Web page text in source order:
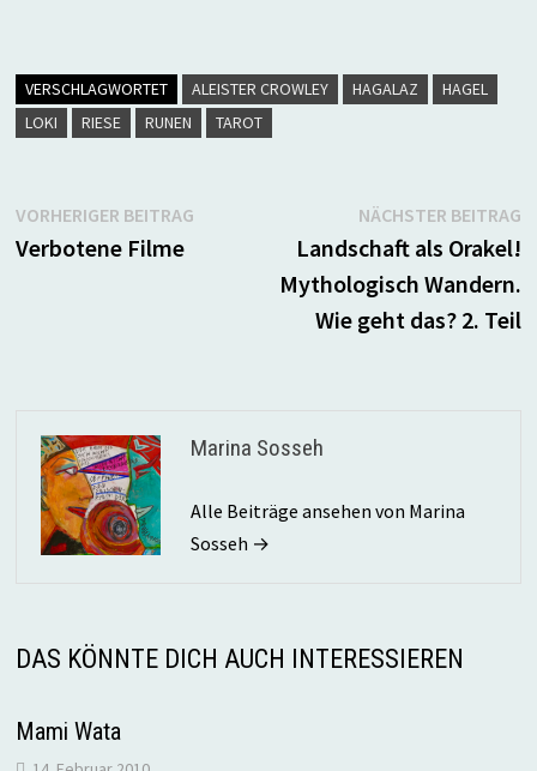
VERSCHLAGWORTET ALEISTER CROWLEY HAGALAZ
HAGEL
LOKI
RIESE RUNEN TAROT
Beitragsnavigation
VORHERIGER BEITRAGVorheriger
Verbotene Filme
NÄCHSTER BEITRAG
Landschaft als Orakel!
Mythologisch Wandern.
Wie geht das? 2. Teil
Marina Sosseh
Alle Beiträge ansehen von Marina
Sosseh →
DAS KÖNNTE DICH AUCH INTERESSIEREN
Mami Wata